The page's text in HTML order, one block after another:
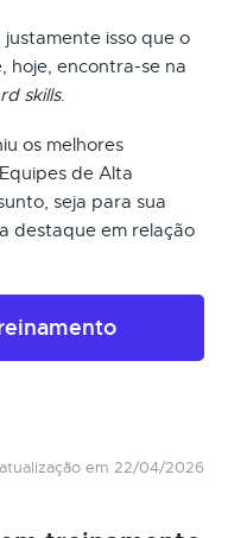
isso que o
hoje, encontra-se na
skills.
os melhores
de Alta
seja para sua
destaque em relação
em 22/04/2026